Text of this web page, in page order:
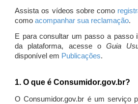
Assista os vídeos sobre como
como acompanhar sua reclamação.
E para consultar um passo a passo
da plataforma, acesse oGuia
disponível em Publicações.
1. O que é Consumidor.gov.br?
O Consumidor.gov.br é um serviço